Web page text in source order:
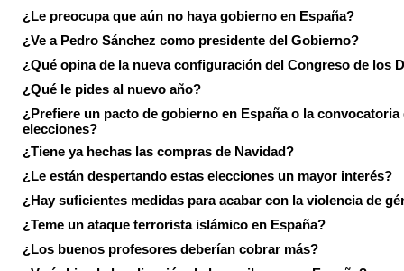
¿Le preocupa que aún no haya gobierno en España?
¿Ve a Pedro Sánchez como presidente del Gobierno?
¿Qué opina de la nueva configuración del Congreso de los
¿Qué le pides al nuevo año?
¿Prefiere un pacto de gobierno en España o la convocatoria
elecciones?
¿Tiene ya hechas las compras de Navidad?
¿Le están despertando estas elecciones un mayor interés?
¿Hay suficientes medidas para acabar con la violencia de
¿Teme un ataque terrorista islámico en España?
¿Los buenos profesores deberían cobrar más?